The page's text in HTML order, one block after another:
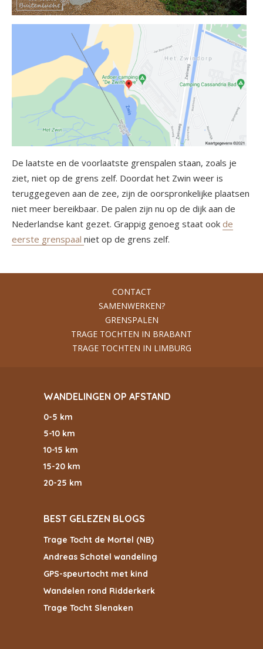
De laatste en de voorlaatste grenspalen staan, zoals je
ziet, niet op de grens zelf. Doordat het Zwin weer is
teruggegeven aan de zee, zijn de oorspronkelijke plaatsen
niet meer bereikbaar. De palen zijn nu op de dijk aan de
Nederlandse kant gezet. Grappig genoeg staat ook de
eerste grenspaal niet op de grens zelf.
CONTACT
SAMENWERKEN?
GRENSPALEN
TRAGE TOCHTEN IN BRABANT
TRAGE TOCHTEN IN LIMBURG
WANDELINGEN OP AFSTAND
0-5 km
5-10 km
10-15 km
15-20 km
20-25 km
BEST GELEZEN BLOGS
Trage Tocht de Mortel (NB)
Andreas Schotel wandeling
GPS-speurtocht met kind
Wandelen rond Ridderkerk
Trage Tocht Slenaken